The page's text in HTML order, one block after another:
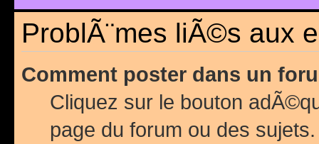
ProblÃ¨mes liÃ©s aux
Comment poster dans un
Cliquez sur le bouton
page du forum ou des